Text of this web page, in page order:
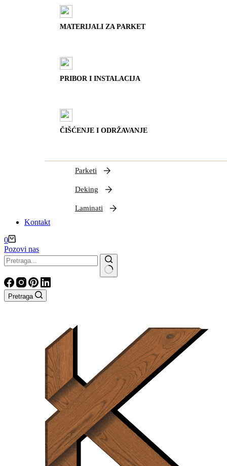
MATERIJALI ZA PARKET
PRIBOR I INSTALACIJA
ČIŠĆENJE I ODRŽAVANJE
Parketi
Deking
Laminati
Kontakt
Shopping
cart
0
Pozovi nas
Nema
rezultata
Pretraga